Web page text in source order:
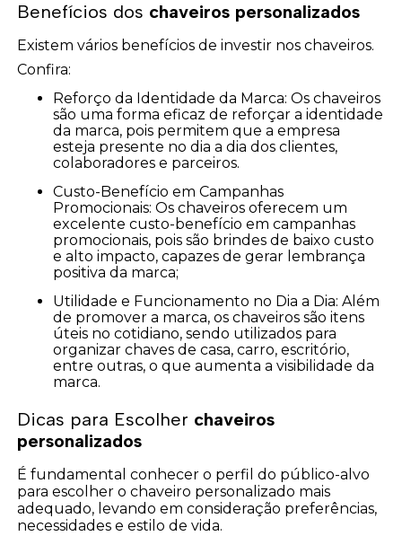
Benefícios dos chaveiros personalizados
Existem vários benefícios de investir nos chaveiros.
Confira:
Reforço da Identidade da Marca: Os chaveiros
são uma forma eficaz de reforçar a identidade
da marca, pois permitem que a empresa
esteja presente no dia a dia dos clientes,
colaboradores e parceiros.
Custo-Benefício em Campanhas
Promocionais: Os chaveiros oferecem um
excelente custo-benefício em campanhas
promocionais, pois são brindes de baixo custo
e alto impacto, capazes de gerar lembrança
positiva da marca;
Utilidade e Funcionamento no Dia a Dia: Além
de promover a marca, os chaveiros são itens
úteis no cotidiano, sendo utilizados para
organizar chaves de casa, carro, escritório,
entre outras, o que aumenta a visibilidade da
marca.
Dicas para Escolher chaveiros
personalizados
É fundamental conhecer o perfil do público-alvo
para escolher o chaveiro personalizado mais
adequado, levando em consideração preferências,
necessidades e estilo de vida.